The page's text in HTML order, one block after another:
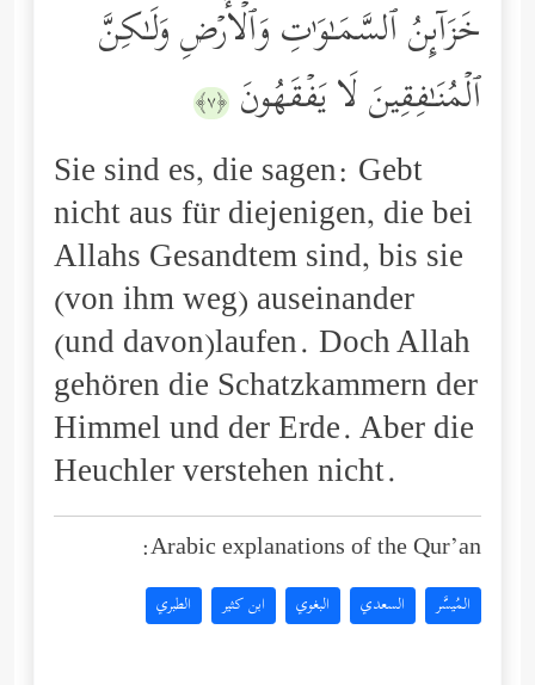
خَزَاۤىِٕنُ ٱلسَّمَـٰوَ ٰ⁠تِ وَٱلۡأَرۡضِ وَلَـٰكِنَّ
ٱلۡمُنَـٰفِقِینَ لَا یَفۡقَهُونَ ﴿٧﴾
Sie sind es, die sagen: Gebt
nicht aus für diejenigen, die bei
Allahs Gesandtem sind, bis sie
(von ihm weg) auseinander
(und davon)laufen. Doch Allah
gehören die Schatzkammern der
Himmel und der Erde. Aber die
Heuchler verstehen nicht.
Arabic explanations of the Qur’an:
المُيسَّر السعدي البغوي ابن كثير الطبري